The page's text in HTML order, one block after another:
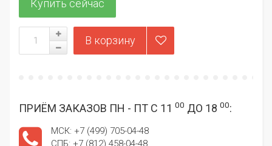
ПРИЁМ ЗАКАЗОВ ПН - ПТ С 11 00 ДО 18 00:
МСК: +7 (499) 705-04-48
СПБ: +7 (812) 458-04-48